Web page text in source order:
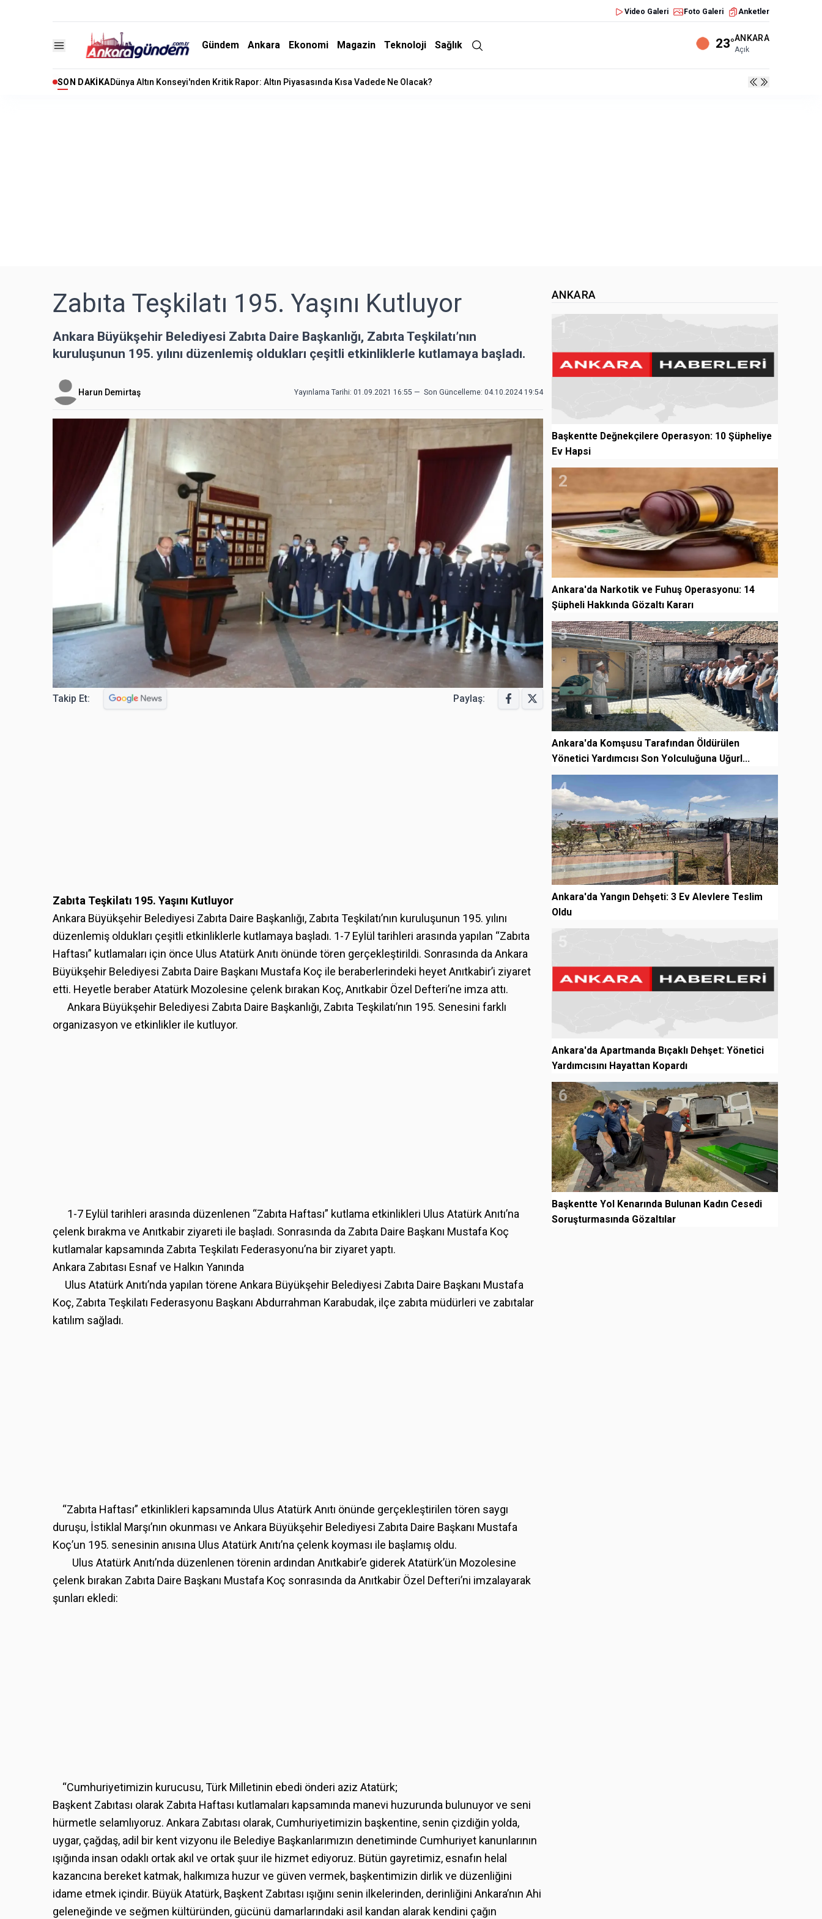
Video Galeri Foto Galeri Anketler
Gündem Ankara Ekonomi Magazin Teknoloji Sağlık 23°ANKARA
Açık
SON DAKIKAKuşadası Belediyesi’ne Rüşvet ve İrtikap Operasyonu: 15 Gözaltı
Zabıta Teşkilatı 195. Yaşını Kutluyor
Ankara Büyükşehir Belediyesi Zabıta Daire Başkanlığı, Zabıta Teşkilatı’nın
kuruluşunun 195. yılını düzenlemiş oldukları çeşitli etkinliklerle kutlamaya başladı.
Harun Demirtaş Yayınlama Tarihi: 01.09.2021 16:55 — Son Güncelleme: 04.10.2024 19:54
Takip Et: Paylaş:
Zabıta Teşkilatı 195. Yaşını Kutluyor
Ankara Büyükşehir Belediyesi Zabıta Daire Başkanlığı, Zabıta Teşkilatı’nın kuruluşunun 195. yılını
düzenlemiş oldukları çeşitli etkinliklerle kutlamaya başladı. 1-7 Eylül tarihleri arasında yapılan “Zabıta
Haftası” kutlamaları için önce Ulus Atatürk Anıtı önünde tören gerçekleştirildi. Sonrasında da Ankara
Büyükşehir Belediyesi Zabıta Daire Başkanı Mustafa Koç ile beraberlerindeki heyet Anıtkabir’i ziyaret
etti. Heyetle beraber Atatürk Mozolesine çelenk bırakan Koç, Anıtkabir Özel Defteri’ne imza attı.
Ankara Büyükşehir Belediyesi Zabıta Daire Başkanlığı, Zabıta Teşkilatı’nın 195. Senesini farklı
organizasyon ve etkinlikler ile kutluyor.
1-7 Eylül tarihleri arasında düzenlenen “Zabıta Haftası” kutlama etkinlikleri Ulus Atatürk Anıtı’na
çelenk bırakma ve Anıtkabir ziyareti ile başladı. Sonrasında da Zabıta Daire Başkanı Mustafa Koç
kutlamalar kapsamında Zabıta Teşkilatı Federasyonu’na bir ziyaret yaptı.
Ankara Zabıtası Esnaf ve Halkın Yanında
Ulus Atatürk Anıtı’nda yapılan törene Ankara Büyükşehir Belediyesi Zabıta Daire Başkanı Mustafa
Koç, Zabıta Teşkilatı Federasyonu Başkanı Abdurrahman Karabudak, ilçe zabıta müdürleri ve zabıtalar
katılım sağladı.
“Zabıta Haftası” etkinlikleri kapsamında Ulus Atatürk Anıtı önünde gerçekleştirilen tören saygı
duruşu, İstiklal Marşı’nın okunması ve Ankara Büyükşehir Belediyesi Zabıta Daire Başkanı Mustafa
Koç’un 195. senesinin anısına Ulus Atatürk Anıtı’na çelenk koyması ile başlamış oldu.
Ulus Atatürk Anıtı’nda düzenlenen törenin ardından Anıtkabir’e giderek Atatürk’ün Mozolesine
çelenk bırakan Zabıta Daire Başkanı Mustafa Koç sonrasında da Anıtkabir Özel Defteri’ni imzalayarak
şunları ekledi:
“Cumhuriyetimizin kurucusu, Türk Milletinin ebedi önderi aziz Atatürk;
Başkent Zabıtası olarak Zabıta Haftası kutlamaları kapsamında manevi huzurunda bulunuyor ve seni
hürmetle selamlıyoruz. Ankara Zabıtası olarak, Cumhuriyetimizin başkentine, senin çizdiğin yolda,
uygar, çağdaş, adil bir kent vizyonu ile Belediye Başkanlarımızın denetiminde Cumhuriyet kanunlarının
ışığında insan odaklı ortak akıl ve ortak şuur ile hizmet ediyoruz. Bütün gayretimiz, esnafın helal
kazancına bereket katmak, halkımıza huzur ve güven vermek, başkentimizin dirlik ve düzenliğini
idame etmek içindir. Büyük Atatürk, Başkent Zabıtası ışığını senin ilkelerinden, derinliğini Ankara’nın Ahi
geleneğinde ve seğmen kültüründen, gücünü damarlarındaki asil kandan alarak kendini çağın
ANKARA
1
Başkentte Değnekçilere Operasyon: 10 Şüpheliye
Ev Hapsi
2
Ankara'da Narkotik ve Fuhuş Operasyonu: 14
Şüpheli Hakkında Gözaltı Kararı
3
Ankara'da Komşusu Tarafından Öldürülen
Yönetici Yardımcısı Son Yolculuğuna Uğurl...
4
Ankara'da Yangın Dehşeti: 3 Ev Alevlere Teslim
Oldu
5
Ankara'da Apartmanda Bıçaklı Dehşet: Yönetici
Yardımcısını Hayattan Kopardı
6
Başkentte Yol Kenarında Bulunan Kadın Cesedi
Soruşturmasında Gözaltılar